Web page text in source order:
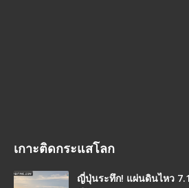
เกาะติดกระแสโลก
ญี่ปุ่นระทึก! แผ่นดินไหว